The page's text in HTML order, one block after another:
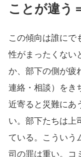
ことが違
この傾向は誰にで
性がまったくない
か、部下の側が疲
連絡・相談）をき
近寄ると災難にあ
い。部下たちは上
ている。こういう
司の罪は重い。コ